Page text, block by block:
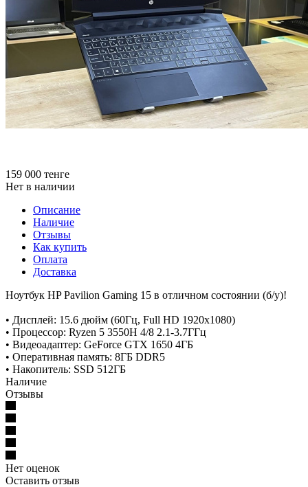
159 000 тенге
Нет в наличии
Описание
Наличие
Отзывы
Как купить
Оплата
Доставка
Ноутбук HP Pavilion Gaming 15 в отличном состоянии (б/у)!
• Дисплей: 15.6 дюйм (60Гц, Full HD 1920x1080)
• Процессор: Ryzen 5 3550H 4/8 2.1-3.7ГГц
• Видеоадаптер: GeForce GTX 1650 4ГБ
• Оперативная память: 8ГБ DDR5
• Накопитель: SSD 512ГБ
Наличие
Отзывы
Нет оценок
Оставить отзыв